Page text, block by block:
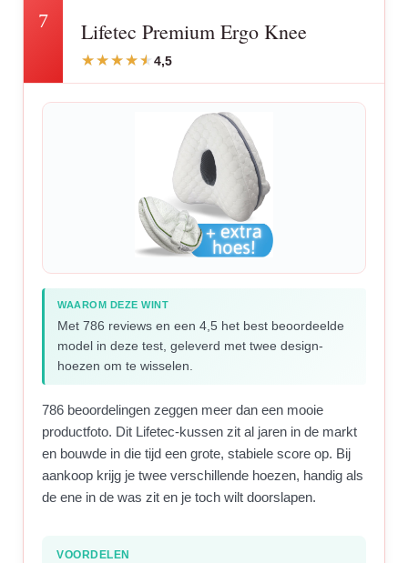
7 Lifetec Premium Ergo Knee
4,5
WAAROM DEZE WINT
Met 786 reviews en een 4,5 het best beoordeelde
model in deze test, geleverd met twee design-
hoezen om te wisselen.
786 beoordelingen zeggen meer dan een mooie
productfoto. Dit Lifetec-kussen zit al jaren in de markt
en bouwde in die tijd een grote, stabiele score op. Bij
aankoop krijg je twee verschillende hoezen, handig als
de ene in de was zit en je toch wilt doorslapen.
VOORDELEN